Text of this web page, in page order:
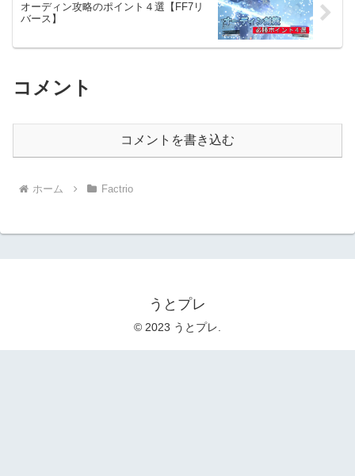
オーディン攻略のポイント４選【FF7リ
バース】
コメント
コメントを書き込む
ホーム Factrio
うとプレ
© 2023 うとプレ.